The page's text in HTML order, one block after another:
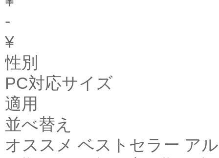
-
¥
性別
PC対応サイズ
適用
並べ替え
オススメ ベストセラー ア